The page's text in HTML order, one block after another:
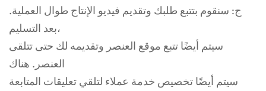
ج: سنقوم بتتبع طلبك وتقديم فيديو الإنتاج طوال العملية.
بعد التسليم،
سيتم أيضًا تتبع موقع العنصر وتقديمه لك حتى تتلقى
العنصر. هناك
سيتم أيضًا تخصيص خدمة عملاء لتلقي تعليقات المتابعة